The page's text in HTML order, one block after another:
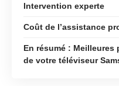
Intervention experte
Coût de l’assistance
En résumé :
de votre téléviseur